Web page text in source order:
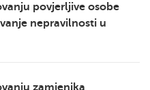
povjerljive osobe
nepravilnosti u
zamjenika